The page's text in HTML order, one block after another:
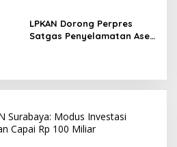
Masyarakat
LPKAN Dorong Perpres
Satgas Penyelamatan Aset
Surabaya: Modus Investasi
Capai Rp 100 Miliar